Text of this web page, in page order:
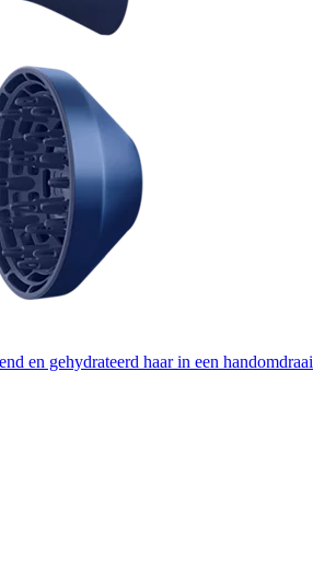
en gehydrateerd haar in een handomdraai